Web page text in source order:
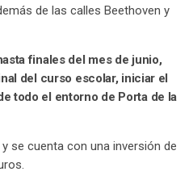
de las calles Beethoven y
finales del mes de junio,
del curso escolar, iniciar el
todo el entorno de Porta de la
se cuenta con una inversión de